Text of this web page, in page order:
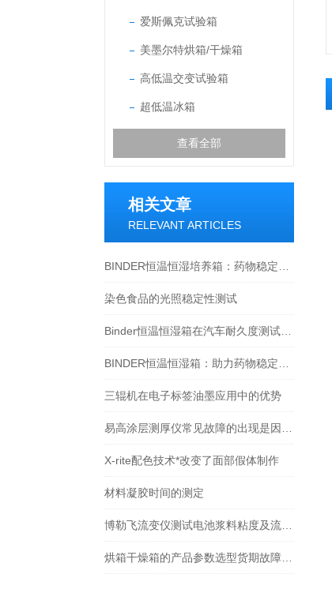
爱斯佩克试验箱
美墨尔特烘箱/干燥箱
高低温交变试验箱
超低温冰箱
查看全部
相关文章
RELEVANT ARTICLES
染色食品的光照稳定性测试
三辊机在电子标签油墨应用中的优势
X-rite配色技术*改变了面部假体制作
材料凝胶时间的测定